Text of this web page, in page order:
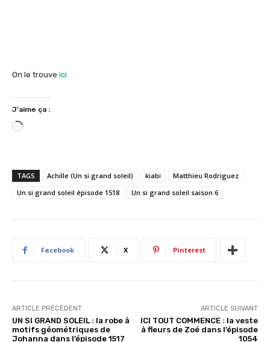
On le trouve ici
J’aime ça :
C
r
g
e
t
TAGS Achille (Un si grand soleil) kiabi
Matthieu Rodriguez
Un si grand soleil épisode 1518
Un si grand soleil saison 6
Facebook X Pinterest
ARTICLE PRÉCÉDENT
UN SI GRAND SOLEIL : la robe à
motifs géométriques de
Johanna dans l’épisode 1517
ARTICLE SUIVANT
ICI TOUT COMMENCE : la veste
à fleurs de Zoé dans l’épisode
1054